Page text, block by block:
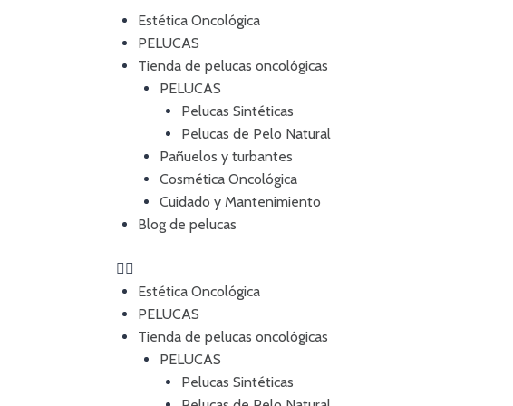
Estética Oncológica
PELUCAS
Tienda de pelucas oncológicas
PELUCAS
Pelucas Sintéticas
Pelucas de Pelo Natural
Pañuelos y turbantes
Cosmética Oncológica
Cuidado y Mantenimiento
Blog de pelucas
Estética Oncológica
PELUCAS
Tienda de pelucas oncológicas
PELUCAS
Pelucas Sintéticas